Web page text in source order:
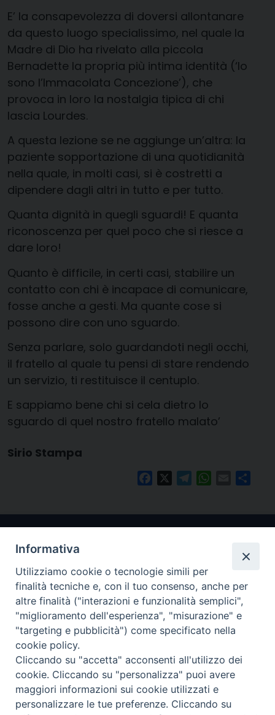
E’ la consapevolezza di doversi allontanare
da questo luogo specialissimo, nel quale la
Madre di Dio ha rivelato alla piccola
Bernadette la propria più intima identità (‘Io
sono l’Immacolata Concezione’), che
provoca in loro la nostalgia tipica di chi
lascia Lourdes.
A questa lezione se ne aggiunge un’altra: la
paziente sopportazione di una quotidianità
nella quale, in molti casi, si è costretti a
dipendere dagli altri in tutto e per tutto.
Quanta dignità in quegli sguardi! E quanta
riconoscenza per quel poco che si riesce a
dare loro!
Quanto è difficile, in certi casi, stabilire un
contatto con chi è incapace di comunicare,
fosse anche a gesti. Ma quante cose si
possono dire con uno sguardo.
Senza parlare, solo guardandoti negli occhi,
il fratello al quale tu pensi di stare rendendo
un servizio, ti restituisce il centuplo.
E sappiamo bene chi si cela dietro lo
sguardo di quel nostro fratello malato’
Sirio Stampa
FacebookTelegramWhatsApp
Email
Arcidiocesi di Ravenna-Cervia
CONTATTI
Piazza Arcivescovado, 1 48121- Ravenna
tel 0544.541655
curia@diocesiravennacervia.it
Informativa
Utilizziamo cookie o tecnologie simili per
finalità tecniche e, con il tuo consenso, anche per
altre finalità ("interazioni e funzionalità semplici",
"miglioramento dell'esperienza", "misurazione" e
"targeting e pubblicità") come specificato nella
cookie policy.
Cliccando su "accetta" acconsenti all'utilizzo dei
cookie. Cliccando su "personalizza" puoi avere
maggiori informazioni sui cookie utilizzati e
personalizzare le tue preferenze. Cliccando su